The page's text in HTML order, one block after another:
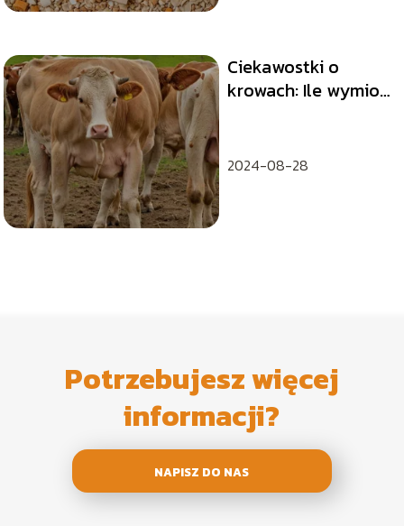
Ciekawostki o
krowach: Ile wymion
2024-08-28
Potrzebujesz więcej
informacji?
NAPISZ DO NAS